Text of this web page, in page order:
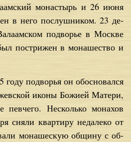
мо­на­стырь и 26 июня
в не­го по­слуш­ни­ком. 23 де­
по­дво­рье в Москве
по­стри­жен в мо­на­ше­ство и
го­ду по­дво­рья он обос­но­вал­ся
ико­ны Бо­жи­ей Ма­те­ри,
пев­че­го. Не­сколь­ко мо­на­хов
сня­ли квар­ти­ру не­да­ле­ко от
мо­на­ше­скую об­щи­ну с об­